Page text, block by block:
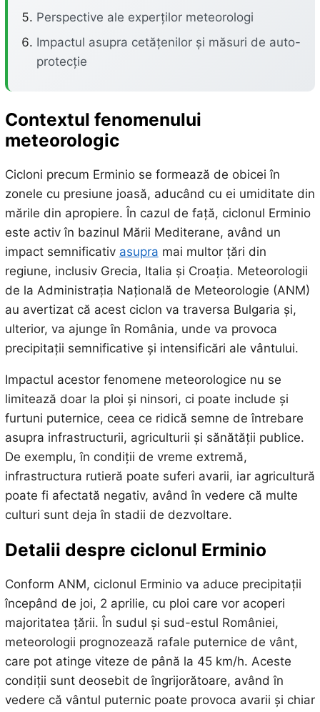
Perspective ale experților meteorologi
Impactul asupra cetățenilor și măsuri de auto-
protecție
Contextul fenomenului
meteorologic
Cicloni precum Erminio se formează de obicei în
zonele cu presiune joasă, aducând cu ei umiditate din
mările din apropiere. În cazul de față, ciclonul Erminio
este activ în bazinul Mării Mediterane, având un
impact semnificativ asupra mai multor țări din
regiune, inclusiv Grecia, Italia și Croația. Meteorologii
de la Administrația Națională de Meteorologie (ANM)
au avertizat că acest ciclon va traversa Bulgaria și,
ulterior, va ajunge în România, unde va provoca
precipitații semnificative și intensificări ale vântului.
Impactul acestor fenomene meteorologice nu se
limitează doar la ploi și ninsori, ci poate include și
furtuni puternice, ceea ce ridică semne de întrebare
asupra infrastructurii, agriculturii și sănătății publice.
De exemplu, în condiții de vreme extremă,
infrastructura rutieră poate suferi avarii, iar agricultură
poate fi afectată negativ, având în vedere că multe
culturi sunt deja în stadii de dezvoltare.
Detalii despre ciclonul Erminio
Conform ANM, ciclonul Erminio va aduce precipitații
începând de joi, 2 aprilie, cu ploi care vor acoperi
majoritatea țării. În sudul și sud-estul României,
meteorologii prognozează rafale puternice de vânt,
care pot atinge viteze de până la 45 km/h. Aceste
condiții sunt deosebit de îngrijorătoare, având în
vedere că vântul puternic poate provoca avarii și chiar